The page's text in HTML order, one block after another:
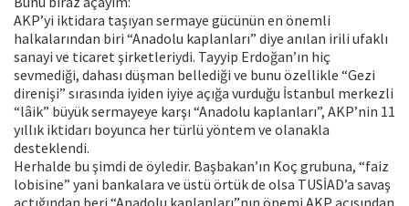
AKP’yi iktidara taşıyan sermaye gücünün en önemli
halkalarından biri “Anadolu kaplanları” diye anılan irili ufaklı
sanayi ve ticaret şirketleriydi. Tayyip Erdoğan’ın hiç
sevmediği, dahası düşman bellediği ve bunu özellikle “Gezi
direnişi” sırasında iyiden iyiye açığa vurduğu İstanbul merkezli
“lâik” büyük sermayeye karşı “Anadolu kaplanları”, AKP’nin 11
yıllık iktidarı boyunca her türlü yöntem ve olanakla
desteklendi.
Herhalde bu şimdi de öyledir. Başbakan’ın Koç grubuna, “faiz
lobisine” yani bankalara ve üstü örtük de olsa TUSİAD’a savaş